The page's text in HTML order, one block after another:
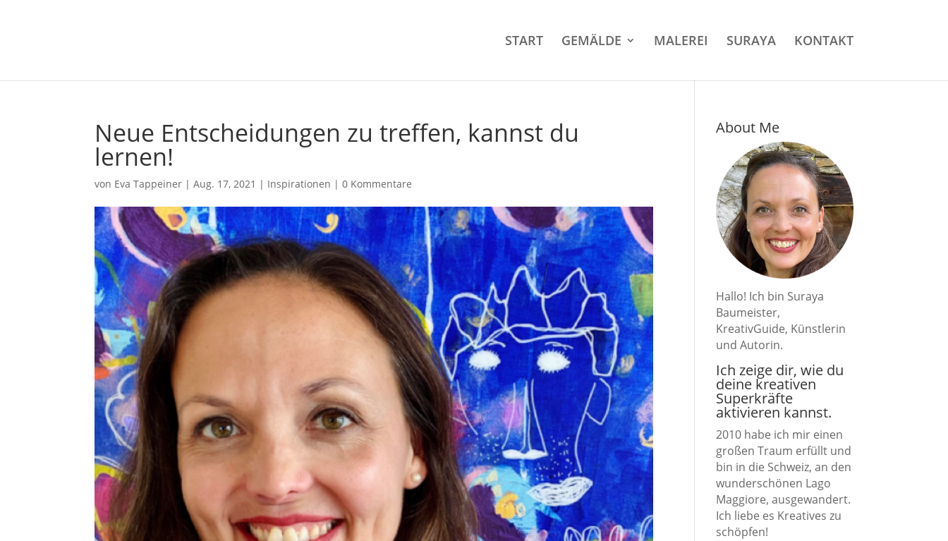
START GEMÄLDE MALEREI SURAYA KONTAKT
Neue Entscheidungen zu treffen, kannst du
lernen!
von Eva Tappeiner |Aug. 17, 2021 | Inspirationen |0 Kommentare
About Me
Hallo! Ich bin Suraya
Baumeister,
KreativGuide, Künstlerin
und Autorin.
Ich zeige dir, wie du
deine kreativen
Superkräfte
aktivieren kannst.
2010 habe ich mir einen
großen Traum erfüllt und
bin in die Schweiz, an den
wunderschönen Lago
Maggiore, ausgewandert.
Ich liebe es Kreatives zu
schöpfen!